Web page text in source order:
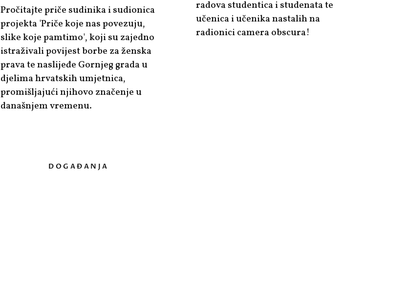
Pročitajte priče sudinika i sudionica
projekta 'Priče koje nas povezuju,
slike koje pamtimo', koji su zajedno
istraživali povijest borbe za ženska
prava te naslijeđe Gornjeg grada u
djelima hrvatskih umjetnica,
promišljajući njihovo značenje u
današnjem vremenu.
radova studentica i studenata te
učenica i učenika nastalih na
radionici camera obscura!
DOGAĐANJA